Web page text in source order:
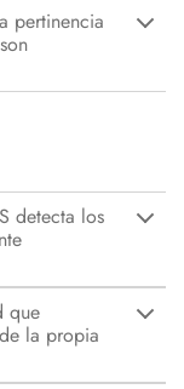
pertinencia
detecta los
que
la propia